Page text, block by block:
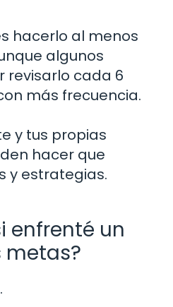
hacerlo al menos
algunos
revisarlo cada 6
más frecuencia.
y tus propias
hacer que
y estrategias.
enfrenté un
metas?